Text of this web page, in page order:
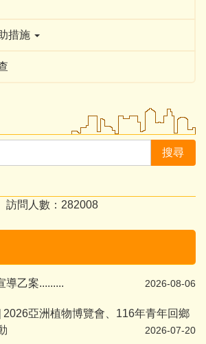
措施
搜尋
訪問人數： 282008
導乙案......... 2026-08-06
2026亞洲植物博覽會、116年青年回鄉
2026-07-20